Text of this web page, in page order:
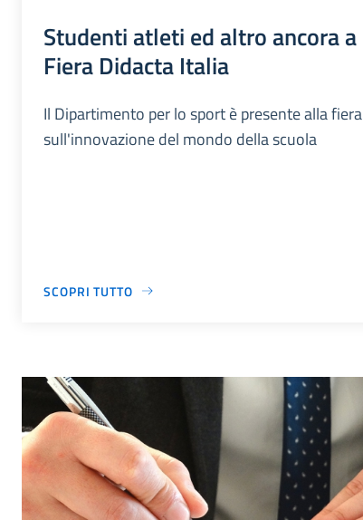
Studenti atleti ed altro ancora a
Fiera Didacta Italia
Il Dipartimento per lo sport è presente alla fiera
sull'innovazione del mondo della scuola
SCOPRI TUTTO